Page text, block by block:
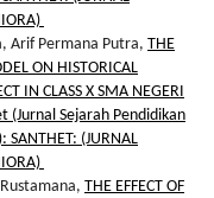
Arif Permana Putra, THE
ON HISTORICAL
IN CLASS X SMA NEGERI
(Jurnal Sejarah Pendidikan
(JURNAL
THE EFFECT OF